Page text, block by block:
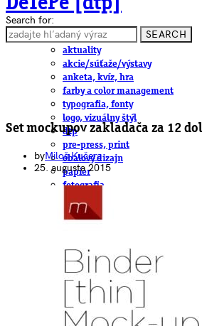
ČLÁNKY
aktuality
akcie/súťaže/výstavy
anketa, kvíz, hra
farby a color management
typografia, fonty
logo, vizuálny štýl
dtp
pre-press, print
obalový dizajn
papier
fotografia
web
software, mobilné aplikácie
na stiahnutie
obludárium
pracovné ponuky
DeTePe [dtp]
Search for:
SEARCH
Set mockupov zakladača za 12
byMiloš Kučera
25. augusta 2015